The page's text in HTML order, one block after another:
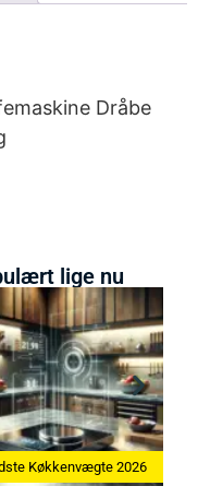
Dråbe
lige nu
Køkkenvægte 2026